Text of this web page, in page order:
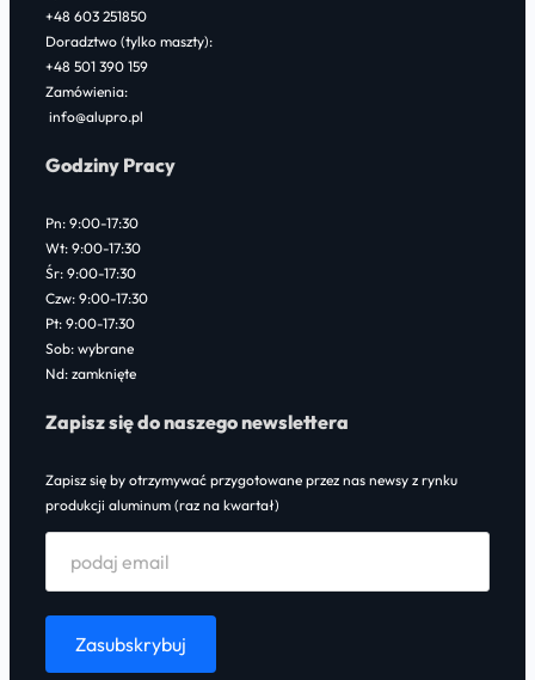
+48 603 251850
Doradztwo (tylko maszty):
+48 501 390 159
Zamówienia:
info@alupro.pl
Godziny Pracy
Pn: 9:00-17:30
Wt: 9:00-17:30
Śr: 9:00-17:30
Czw: 9:00-17:30
Pt: 9:00-17:30
Sob: wybrane
Nd: zamknięte
Zapisz się do naszego newslettera
Zapisz się by otrzymywać przygotowane przez nas newsy z rynku
produkcji aluminum (raz na kwartał)